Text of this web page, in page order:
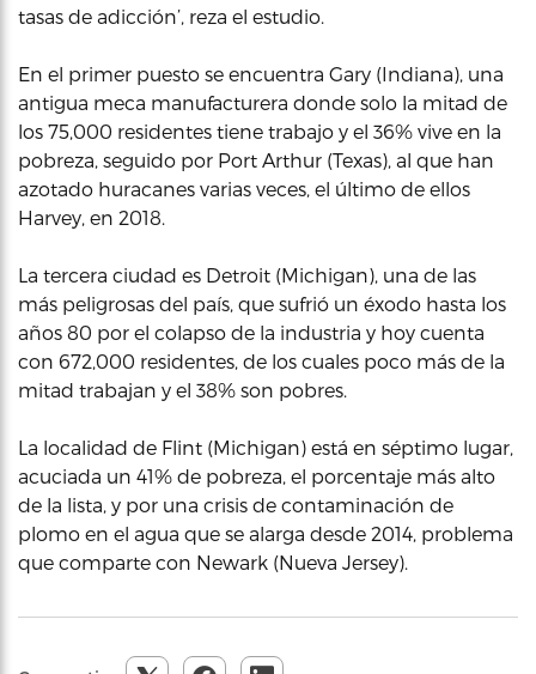
tasas de adicción’, reza el estudio.
En el primer puesto se encuentra Gary (Indiana), una
antigua meca manufacturera donde solo la mitad de
los 75,000 residentes tiene trabajo y el 36% vive en la
pobreza, seguido por Port Arthur (Texas), al que han
azotado huracanes varias veces, el último de ellos
Harvey, en 2018.
La tercera ciudad es Detroit (Michigan), una de las
más peligrosas del país, que sufrió un éxodo hasta los
años 80 por el colapso de la industria y hoy cuenta
con 672,000 residentes, de los cuales poco más de la
mitad trabajan y el 38% son pobres.
La localidad de Flint (Michigan) está en séptimo lugar,
acuciada un 41% de pobreza, el porcentaje más alto
de la lista, y por una crisis de contaminación de
plomo en el agua que se alarga desde 2014, problema
que comparte con Newark (Nueva Jersey).